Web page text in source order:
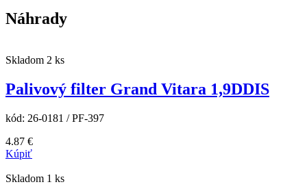
Náhrady
Skladom 2 ks
Palivový filter Grand Vitara 1,9DDIS
kód: 26-0181 / PF-397
4.87 €
Kúpiť
Skladom 1 ks